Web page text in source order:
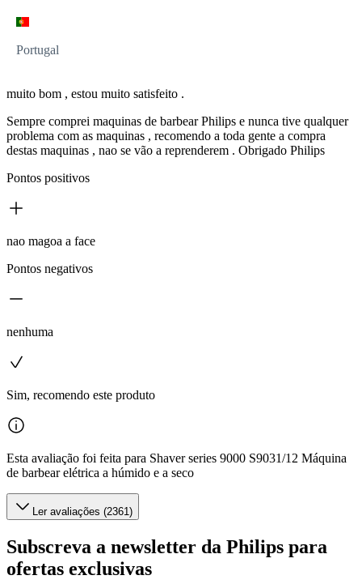
Portugal
muito bom , estou muito satisfeito .
Sempre comprei maquinas de barbear Philips e nunca tive qualquer
problema com as maquinas , recomendo a toda gente a compra
destas maquinas , nao se vão a reprenderem . Obrigado Philips
Pontos positivos
nao magoa a face
Pontos negativos
nenhuma
Sim, recomendo este produto
Esta avaliação foi feita para Shaver series 9000 S9031/12 Máquina
de barbear elétrica a húmido e a seco
Ler avaliações (2361)
Subscreva a newsletter da Philips para
ofertas exclusivas